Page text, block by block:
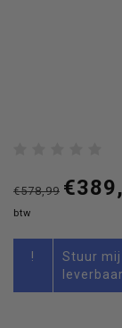
€578,99
btw
!
Stuur